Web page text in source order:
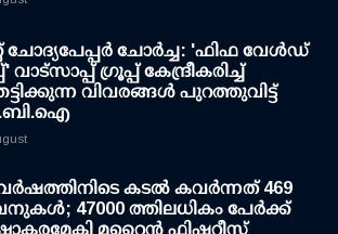
ചോദ്യപേപ്പര്‍ ചോര്‍ച്ച: 'ഫിഫ വേള്‍ഡ്
വാട്സാപ്പ് ഗ്രൂപ്പ് കേന്ദ്രീകരിച്ച്
വിവരങ്ങള്‍ പുറത്തുവിട്ട്
വര്‍ഷത്തിനിടെ കടല്‍ കവര്‍ന്നത് 469
47000 ത്തിലധികം പേര്‍ക്ക്
മറൈന്‍ ഫിഷറീസ്